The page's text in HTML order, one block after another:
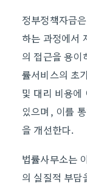
정부정책자금
하는 과정에서
의 접근을 용이
률서비스의 초
및 대리 비용에
있으며, 이를
을 개선한다.
법률사무소는
의 실질적 부담